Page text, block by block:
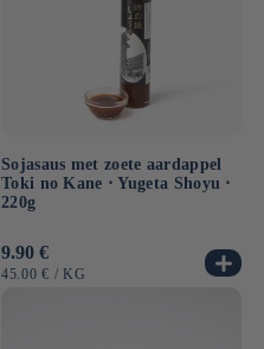
Sojasaus met zoete aardappel
Toki no Kane ⋅ Yugeta Shoyu ⋅
220g
Normale
prijs
9.90 €
EENHEIDSPRIJS
45.00 € / PER
KG